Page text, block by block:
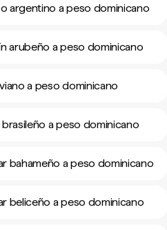
argentino a peso dominicano
arubeño a peso dominicano
a peso dominicano
a peso dominicano
bahameño a peso dominicano
beliceño a peso dominicano